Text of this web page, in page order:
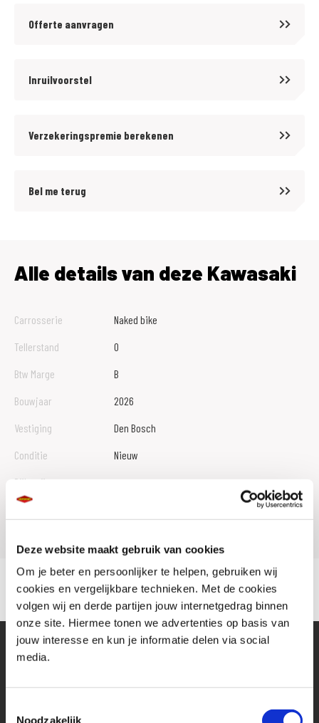
Deze website maakt gebruik van cookies
Om je beter en persoonlijker te helpen, gebruiken wij
cookies en vergelijkbare technieken. Met de cookies
volgen wij en derde partijen jouw internetgedrag binnen
onze site. Hiermee tonen we advertenties op basis van
jouw interesse en kun je informatie delen via social
media.
Noodzakelijk
Offerte aanvragen
Inruilvoorstel
Verzekeringspremie berekenen
Bel me terug
Alle details van deze Kawasaki
Carrosserie
Naked bike
Tellerstand
0
Btw Marge
B
Bouwjaar
2026
Vestiging
Den Bosch
Conditie
Nieuw
Rijbewijs type